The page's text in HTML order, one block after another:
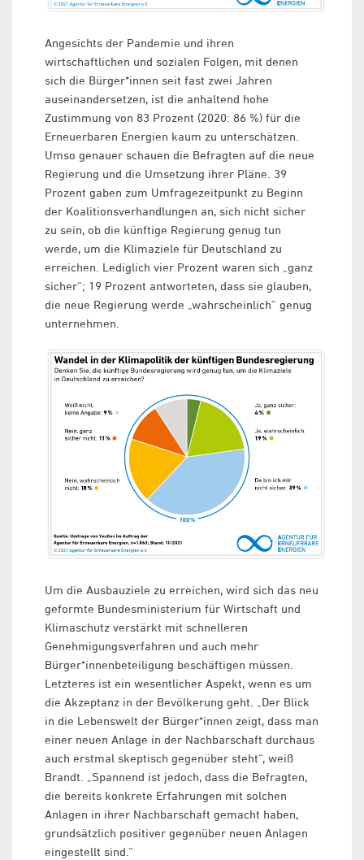
Angesichts der Pandemie und ihren
wirtschaftlichen und sozialen Folgen, mit denen
sich die Bürger*innen seit fast zwei Jahren
auseinandersetzen, ist die anhaltend hohe
Zustimmung von 83 Prozent (2020: 86 %) für die
Erneuerbaren Energien kaum zu unterschätzen.
Umso genauer schauen die Befragten auf die neue
Regierung und die Umsetzung ihrer Pläne. 39
Prozent gaben zum Umfragezeitpunkt zu Beginn
der Koalitionsverhandlungen an, sich nicht sicher
zu sein, ob die künftige Regierung genug tun
werde, um die Klimaziele für Deutschland zu
erreichen. Lediglich vier Prozent waren sich „ganz
sicher“; 19 Prozent antworteten, dass sie glauben,
die neue Regierung werde „wahrscheinlich“ genug
unternehmen.
Um die Ausbauziele zu erreichen, wird sich das neu
geformte Bundesministerium für Wirtschaft und
Klimaschutz verstärkt mit schnelleren
Genehmigungsverfahren und auch mehr
Bürger*innenbeteiligung beschäftigen müssen.
Letzteres ist ein wesentlicher Aspekt, wenn es um
die Akzeptanz in der Bevölkerung geht. „Der Blick
in die Lebenswelt der Bürger*innen zeigt, dass man
einer neuen Anlage in der Nachbarschaft durchaus
auch erstmal skeptisch gegenüber steht“, weiß
Brandt. „Spannend ist jedoch, dass die Befragten,
die bereits konkrete Erfahrungen mit solchen
Anlagen in ihrer Nachbarschaft gemacht haben,
grundsätzlich positiver gegenüber neuen Anlagen
eingestellt sind.“